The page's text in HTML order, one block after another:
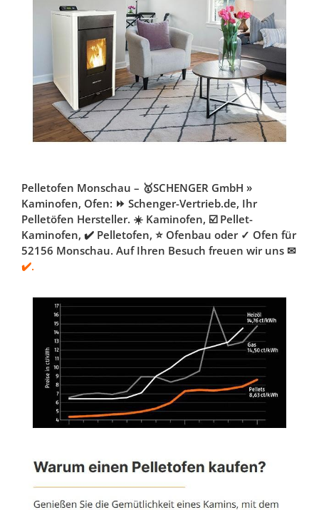
Pelletofen Monschau – 🥇SCHENGER GmbH »
Kaminofen, Ofen: ⏩ Schenger-Vertrieb.de, Ihr
Pelletöfen Hersteller. ☀️ Kaminofen, ☑️ Pellet-
Kaminofen, ✔️ Pelletofen, ⭐ Ofenbau oder ✓ Ofen für
52156 Monschau. Auf Ihren Besuch freuen wir uns ✉
✔️.